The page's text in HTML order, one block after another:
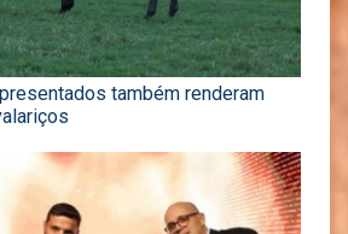
também renderam